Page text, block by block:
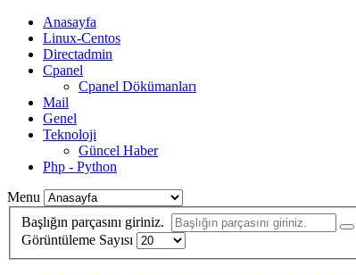
Anasayfa
Linux-Centos
Directadmin
Cpanel
Cpanel Dökümanları
Mail
Genel
Teknoloji
Güncel Haber
Php - Python
Menu
Başlığın parçasını giriniz.
Görüntüleme Sayısı